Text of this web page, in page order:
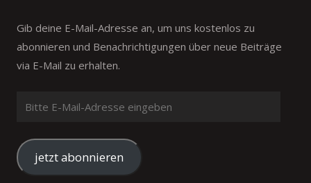
Gib deine E-Mail-Adresse an, um uns kostenlos zu
abonnieren und Benachrichtigungen über neue Beiträge
via E-Mail zu erhalten.
Mail-
Adresse
eingeben
jetzt abonnieren